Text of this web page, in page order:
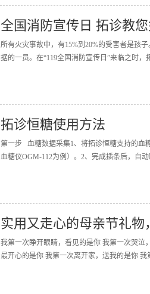
全国消防宣传日 拓诊教
所有火灾事故中，有15%到20%的受害者是孩
据的一员。在“119全国消防宣传日”来临之时
拓诊恒糖使用方法
第一步 血糖数据采集1、将拓诊恒糖支持的血
血糖仪OGM-112为例）。2、完成插条后，自
实用又走心的母亲节礼
我第一次睁开眼睛，看见的是你 我第一次哭泣
最开心的是你 我第一次离开家，送我的是你